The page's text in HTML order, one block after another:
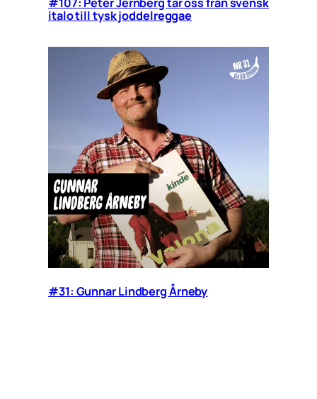
italo till tysk joddelreggae
#31: Gunnar Lindberg Årneby